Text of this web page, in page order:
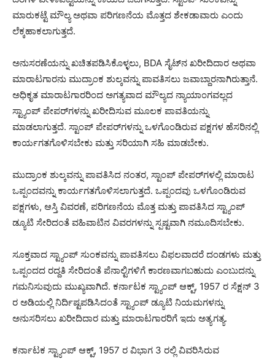
ಮಾರುಕಟ್ಟೆ ಮೌಲ್ಯ ಅಥವಾ ಪರಿಗಣನೆಯ ಮೊತ್ತದ ಶೇಕಡಾವಾರು ಎಂದು
ಲೆಕ್ಕಹಾಕಲಾಗುತ್ತದೆ.
ಅನುಸರಣೆಯನ್ನು ಖಚಿತಪಡಿಸಿಕೊಳ್ಳಲು, BDA ಸೈಟ್‌ನ ಖರೀದಿದಾರ ಅಥವಾ
ಮಾರಾಟಗಾರನು ಮುದ್ರಾಂಕ ಶುಲ್ಕವನ್ನು ಪಾವತಿಸಲು ಜವಾಬ್ದಾರನಾಗಿರುತ್ತಾನೆ.
ಅಧಿಕೃತ ಮಾರಾಟಗಾರರಿಂದ ಅಗತ್ಯವಾದ ಮೌಲ್ಯದ ನ್ಯಾಯಾಂಗವಲ್ಲದ
ಸ್ಟ್ಯಾಂಪ್ ಪೇಪರ್‌ಗಳನ್ನು ಖರೀದಿಸುವ ಮೂಲಕ ಪಾವತಿಯನ್ನು
ಮಾಡಲಾಗುತ್ತದೆ. ಸ್ಟಾಂಪ್ ಪೇಪರ್‌ಗಳನ್ನು ಒಳಗೊಂಡಿರುವ ಪಕ್ಷಗಳ ಹೆಸರಿನಲ್ಲಿ
ಕಾರ್ಯಗತಗೊಳಿಸಬೇಕು ಮತ್ತು ಸರಿಯಾಗಿ ಸಹಿ ಮಾಡಬೇಕು.
ಮುದ್ರಾಂಕ ಶುಲ್ಕವನ್ನು ಪಾವತಿಸಿದ ನಂತರ, ಸ್ಟಾಂಪ್ ಪೇಪರ್‌ಗಳಲ್ಲಿ ಮಾರಾಟ
ಒಪ್ಪಂದವನ್ನು ಕಾರ್ಯಗತಗೊಳಿಸಲಾಗುತ್ತದೆ. ಒಪ್ಪಂದವು ಒಳಗೊಂಡಿರುವ
ಪಕ್ಷಗಳು, ಆಸ್ತಿ ವಿವರಣೆ, ಪರಿಗಣನೆಯ ಮೊತ್ತ ಮತ್ತು ಪಾವತಿಸಿದ ಸ್ಟ್ಯಾಂಪ್
ಡ್ಯೂಟಿ ಸೇರಿದಂತೆ ವಹಿವಾಟಿನ ವಿವರಗಳನ್ನು ಸ್ಪಷ್ಟವಾಗಿ ನಮೂದಿಸಬೇಕು.
ಸೂಕ್ತವಾದ ಸ್ಟ್ಯಾಂಪ್ ಸುಂಕವನ್ನು ಪಾವತಿಸಲು ವಿಫಲವಾದರೆ ದಂಡಗಳು ಮತ್ತು
ಒಪ್ಪಂದದ ರದ್ದತಿ ಸೇರಿದಂತೆ ಪೆನಾಲ್ಟಿಗಳಿಗೆ ಕಾರಣವಾಗಬಹುದು ಎಂಬುದನ್ನು
ಗಮನಿಸುವುದು ಮುಖ್ಯವಾಗಿದೆ. ಕರ್ನಾಟಕ ಸ್ಟ್ಯಾಂಪ್ ಆಕ್ಟ್, 1957 ರ ಸೆಕ್ಷನ್ 3
ರ ಅಡಿಯಲ್ಲಿ ನಿರ್ದಿಷ್ಟಪಡಿಸಿದಂತೆ ಸ್ಟ್ಯಾಂಪ್ ಡ್ಯೂಟಿ ನಿಯಮಗಳನ್ನು
ಅನುಸರಿಸಲು ಖರೀದಿದಾರ ಮತ್ತು ಮಾರಾಟಗಾರರಿಗೆ ಇದು ಅತ್ಯಗತ್ಯ.
ಕರ್ನಾಟಕ ಸ್ಟ್ಯಾಂಪ್ ಆಕ್ಟ್, 1957 ರ ವಿಭಾಗ 3 ರಲ್ಲಿ ವಿವರಿಸಿರುವ